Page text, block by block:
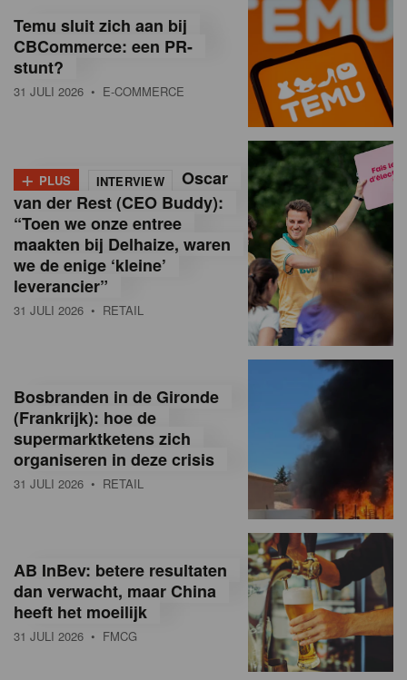
o
n
d
a
M
a
g
a
n
e
a
Temu sluit zich aan bij
CBCommerce: een PR-
stunt?
31 JULI 2026 • E-COMMERCE
+ PLUS INTERVIEW
Oscar
van der Rest (CEO Buddy):
“Toen we onze entree
maakten bij Delhaize, waren
we de enige ‘kleine’
leverancier”
31 JULI 2026 • RETAIL
Bosbranden in de Gironde
(Frankrijk): hoe de
supermarktketens zich
organiseren in deze crisis
31 JULI 2026 • RETAIL
AB InBev: betere resultaten
dan verwacht, maar China
heeft het moeilijk
31 JULI 2026 • FMCG